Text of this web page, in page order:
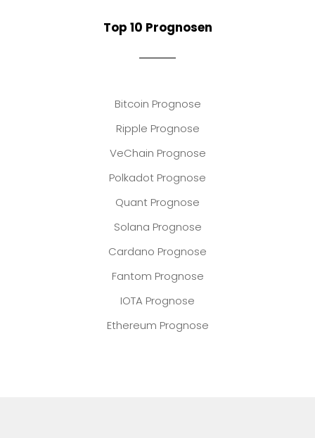
Top 10 Prognosen
Bitcoin Prognose
Ripple Prognose
VeChain Prognose
Polkadot Prognose
Quant Prognose
Solana Prognose
Cardano Prognose
Fantom Prognose
IOTA Prognose
Ethereum Prognose